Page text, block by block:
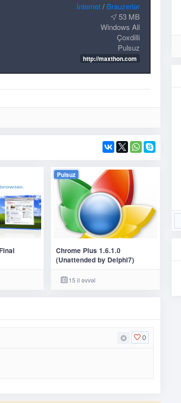
İnternet/ Brauzerlər
53 MB
Windows All
Çoxdilli
Pulsuz
http://maxthon.com
Pulsuz
Chrome Plus 1.6.1.0
(Unattended by Delphi7)
15 il əvvəl
0